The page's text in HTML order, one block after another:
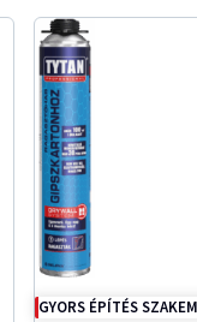
GYORS ÉPÍTÉS